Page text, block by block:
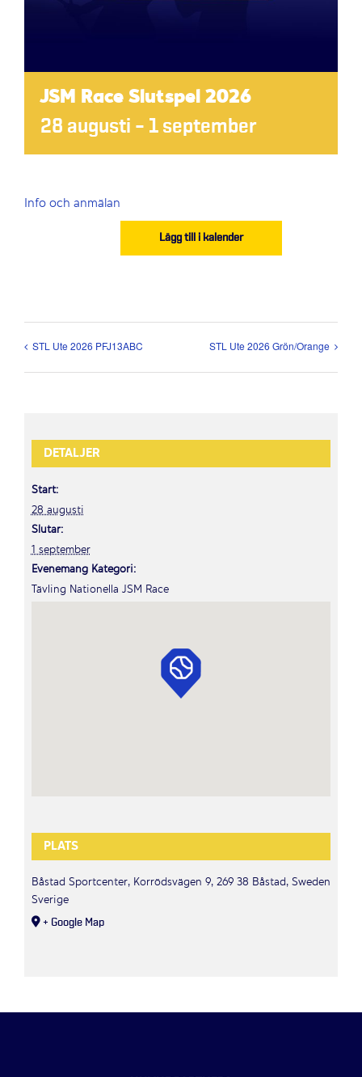
JSM Race Slutspel 2026
28 augusti – 1 september
Info och anmälan
Lägg till i kalender
STL Ute 2026 PFJ13ABC STL Ute 2026 Grön/Orange
DETALJER
Start:
28 augusti
Slutar:
1 september
Evenemang Kategori:
Tävling Nationella JSM Race
PLATS
Båstad Sportcenter, Korrödsvägen 9, 269 38 Båstad, Sweden
Sverige
+ Google Map